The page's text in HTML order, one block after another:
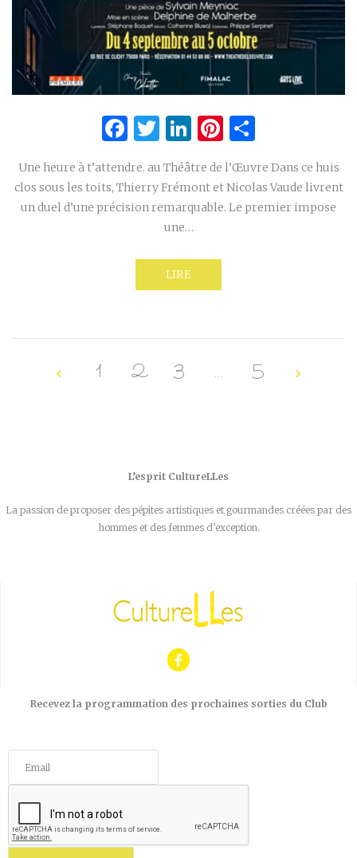
Facebook
Twitter
LinkedIn
Pinterest
Une heure à t’attendre. au Théâtre de l’Œuvre Dans ce huis
clos sous les toits, Thierry Frémont et Nicolas Vaude livrent
un duel d’une précision remarquable. Le premier impose
une…
LIRE
1 2 3 … 5
L’esprit CultureLLes
La passion de proposer des pépites artistiques et gourmandes créées par des
hommes et des femmes d’exception.
Recevez la programmation des prochaines sorties du Club